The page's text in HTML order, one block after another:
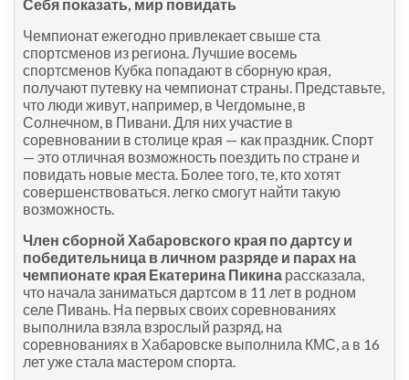
Себя показать, мир повидать
Чемпионат ежегодно привлекает свыше ста
спортсменов из региона. Лучшие восемь
спортсменов Кубка попадают в сборную края,
получают путевку на чемпионат страны. Представьте,
что люди живут, например, в Чегдомыне, в
Солнечном, в Пивани. Для них участие в
соревновании в столице края — как праздник. Спорт
— это отличная возможность поездить по стране и
повидать новые места. Более того, те, кто хотят
совершенствоваться. легко смогут найти такую
возможность.
Член сборной Хабаровского края по дартсу и
победительница в личном разряде и парах на
чемпионате края Екатерина Пикина рассказала,
что начала заниматься дартсом в 11 лет в родном
селе Пивань. На первых своих соревнованиях
выполнила взяла взрослый разряд, на
соревнованиях в Хабаровске выполнила КМС, а в 16
лет уже стала мастером спорта.